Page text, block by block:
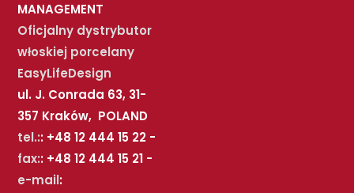
MANAGEMENT
Oficjalny dystrybutor
włoskiej porcelany
EasyLifeDesign
ul. J. Conrada 63, 31-
357 Kraków, POLAND
tel.:: +48 12 444 15 22 -
fax:: +48 12 444 15 21 -
e-mail: